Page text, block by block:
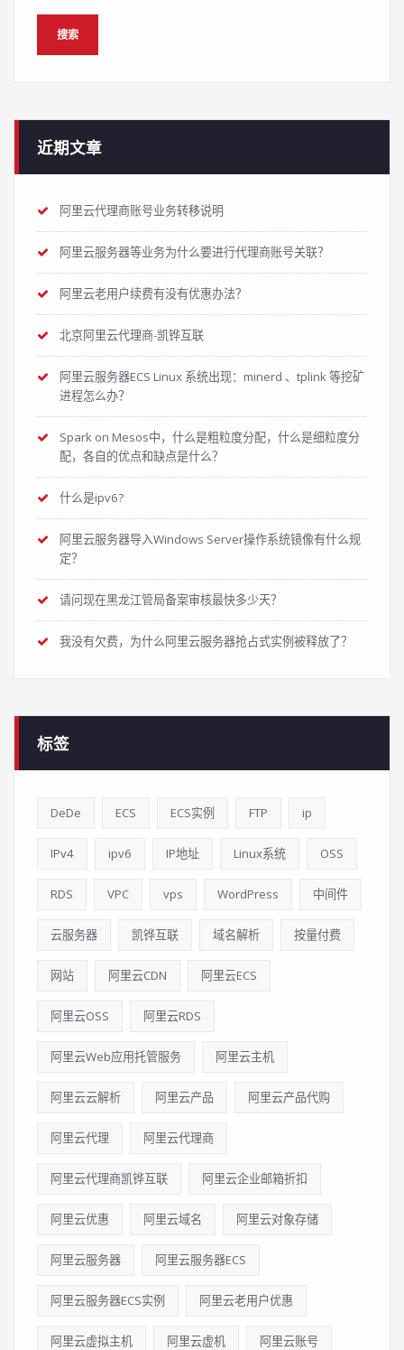
近期文章
阿里云代理商账号业务转移说明
阿里云服务器等业务为什么要进行代理商账号关联？
阿里云老用户续费有没有优惠办法？
北京阿里云代理商-凯铧互联
阿里云服务器ECS Linux 系统出现：minerd 、tplink 等挖矿
进程怎么办？
Spark on Mesos中，什么是粗粒度分配，什么是细粒度分
配，各自的优点和缺点是什么？
什么是ipv6?
阿里云服务器导入Windows Server操作系统镜像有什么规
定？
请问现在黑龙江管局备案审核最快多少天？
我没有欠费，为什么阿里云服务器抢占式实例被释放了？
标签
DeDe ECS ECS实例 FTP ip
IPv4 ipv6 IP地址 Linux系统 OSS
RDS VPC vps WordPress 中间件
云服务器 凯铧互联 域名解析 按量付费
网站 阿里云CDN 阿里云ECS
阿里云OSS 阿里云RDS
阿里云Web应用托管服务 阿里云主机
阿里云云解析 阿里云产品 阿里云产品代购
阿里云代理 阿里云代理商
阿里云代理商凯铧互联 阿里云企业邮箱折扣
阿里云优惠 阿里云域名 阿里云对象存储
阿里云服务器 阿里云服务器ECS
阿里云服务器ECS实例 阿里云老用户优惠
阿里云虚拟主机 阿里云虚机 阿里云账号